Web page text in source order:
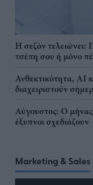
Η σεζόν τελειώνει:
τσέπη σου ή μόνο
Ανθεκτικότητα, AI
διαχειριστούν
Αύγουστος: Ο μήνας
έξυπνοι σχεδιάζουν
Marketing & Sales